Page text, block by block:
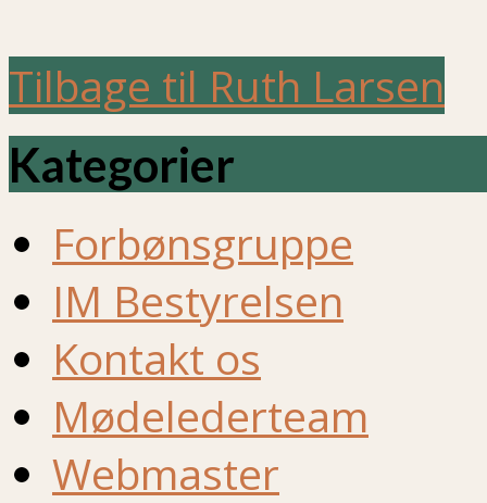
Tilbage til Ruth Larsen
Kategorier
Forbønsgruppe
IM Bestyrelsen
Kontakt os
Mødelederteam
Webmaster